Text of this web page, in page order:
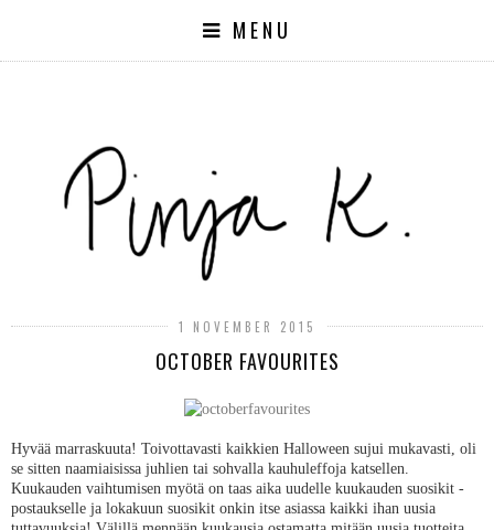
MENU
1 NOVEMBER 2015
OCTOBER FAVOURITES
Hyvää marraskuuta! Toivottavasti kaikkien Halloween sujui mukavasti, oli
se sitten naamiaisissa juhlien tai sohvalla kauhuleffoja katsellen.
Kuukauden vaihtumisen myötä on taas aika uudelle kuukauden suosikit -
postaukselle ja lokakuun suosikit onkin itse asiassa kaikki ihan uusia